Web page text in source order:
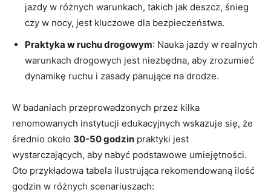
jazdy w⁣ różnych warunkach, takich jak deszcz, śnieg
czy w nocy, jest kluczowe dla​ bezpieczeństwa.
Praktyka⁢ w ruchu ⁣drogowym: Nauka jazdy w realnych
warunkach‌ drogowych ​jest niezbędna, aby zrozumieć
dynamikę ruchu ​i zasady panujące⁣ na drodze.
W badaniach przeprowadzonych przez kilka
renomowanych instytucji edukacyjnych‍ wskazuje się, że
średnio około 30-50 godzin praktyki jest
⁣wystarczających, aby nabyć ⁤podstawowe ‌umiejętności.
Oto‍ przykładowa tabela ilustrująca‌ rekomendowaną ilość
godzin ⁤w różnych scenariuszach: